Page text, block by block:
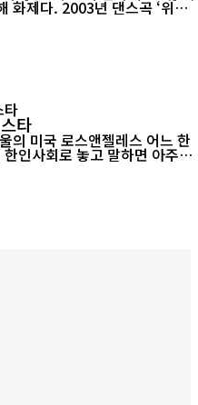
스곡 ‘위험
와 탄탄한 가창력, 화려한 퍼
곡을 발표해 큰 사랑을 받으며
차 명품 디바. 또한 2008년부
류 여신’으로 자리매김한 채연
타
의 미국 로스앤젤레스 어느 한
인사회로 놓고 말하면 아주
바로 이른바 “공산국가”에서
국조선족의 쟁
호, 조옥형 등이 무대에 오른